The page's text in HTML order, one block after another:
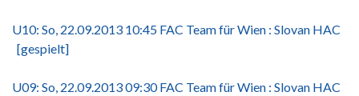
U10: So, 22.09.2013 10:45 FAC Team für Wien : Slovan HAC
[gespielt]
U09: So, 22.09.2013 09:30 FAC Team für Wien : Slovan HAC